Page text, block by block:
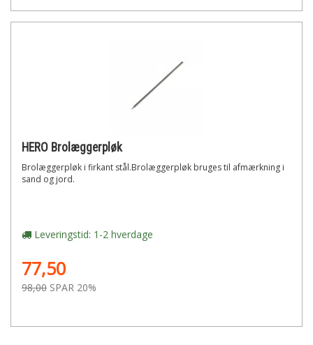
HERO Brolæggerpløk
Brolæggerpløk i firkant stål.Brolæggerpløk bruges til afmærkning i
sand og jord.
Leveringstid: 1-2 hverdage
77,50
98,00 SPAR 20%